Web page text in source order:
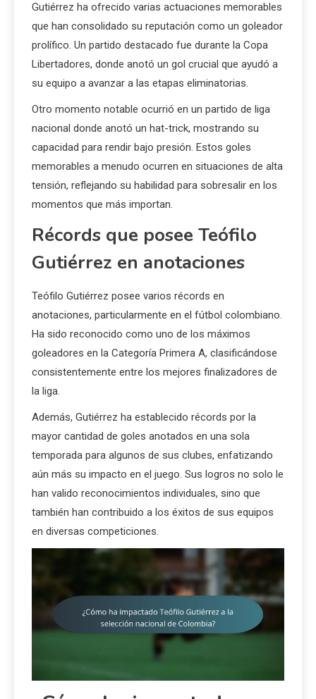
Gutiérrez ha ofrecido varias actuaciones memorables
que han consolidado su reputación como un goleador
prolífico. Un partido destacado fue durante la Copa
Libertadores, donde anotó un gol crucial que ayudó a
su equipo a avanzar a las etapas eliminatorias.
Otro momento notable ocurrió en un partido de liga
nacional donde anotó un hat-trick, mostrando su
capacidad para rendir bajo presión. Estos goles
memorables a menudo ocurren en situaciones de alta
tensión, reflejando su habilidad para sobresalir en los
momentos que más importan.
Récords que posee Teófilo
Gutiérrez en anotaciones
Teófilo Gutiérrez posee varios récords en
anotaciones, particularmente en el fútbol colombiano.
Ha sido reconocido como uno de los máximos
goleadores en la Categoría Primera A, clasificándose
consistentemente entre los mejores finalizadores de
la liga.
Además, Gutiérrez ha establecido récords por la
mayor cantidad de goles anotados en una sola
temporada para algunos de sus clubes, enfatizando
aún más su impacto en el juego. Sus logros no solo le
han valido reconocimientos individuales, sino que
también han contribuido a los éxitos de sus equipos
en diversas competiciones.